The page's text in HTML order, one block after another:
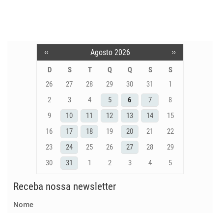
Pagination
‹‹ Agosto 2026
››
D
S T Q Q S
S
26
27 28 29 30 31
1
2
3 4 5 6 7
8
9
10 11 12 13 14
15
16
17 18 19 20 21
22
23
24 25 26 27 28
29
30
31 1 2 3 4 5
Receba nossa newsletter
Nome